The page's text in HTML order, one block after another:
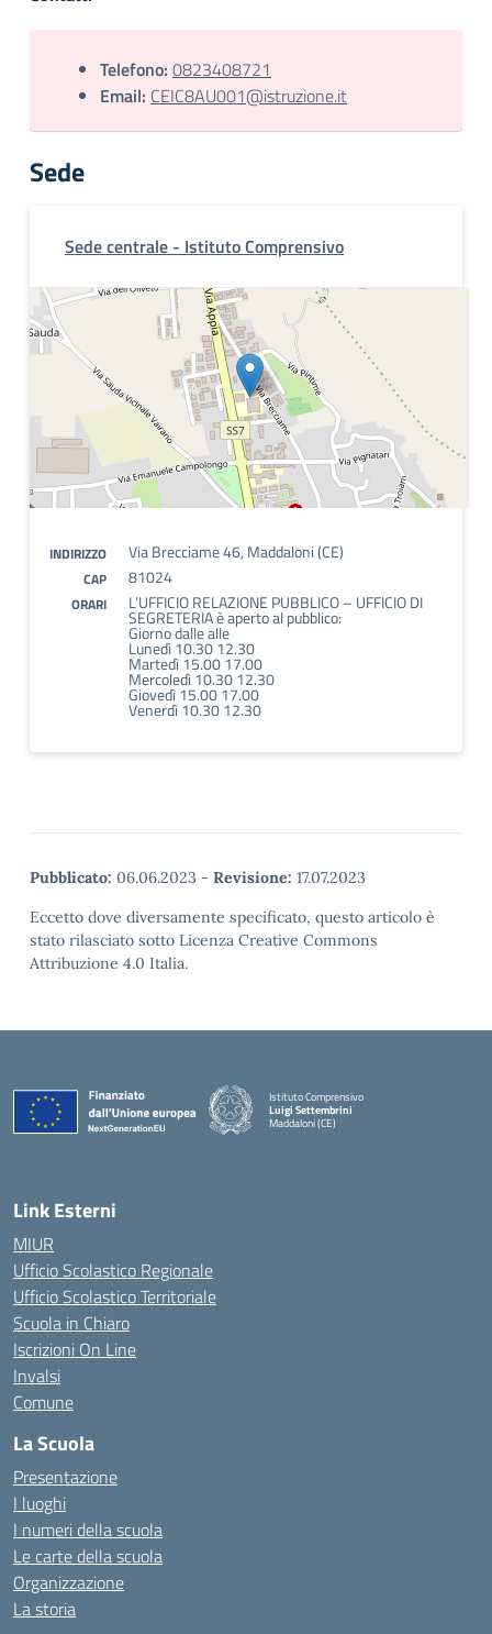
Telefono: 0823408721
Email: CEIC8AU001@istruzione.it
Sede
Sede centrale - Istituto Comprensivo
INDIRIZZO Via Brecciame 46, Maddaloni (CE)
CAP 81024
ORARI L’UFFICIO RELAZIONE PUBBLICO – UFFICIO DI
SEGRETERIA è aperto al pubblico:
Giorno dalle alle
Lunedì 10.30 12.30
Martedì 15.00 17.00
Mercoledì 10.30 12.30
Giovedì 15.00 17.00
Venerdì 10.30 12.30
Pubblicato: 06.06.2023 - Revisione: 17.07.2023
Eccetto dove diversamente specificato, questo articolo è
stato rilasciato sotto Licenza Creative Commons
Attribuzione 4.0 Italia.
Istituto Comprensivo
Luigi Settembrini
Maddaloni (CE)
Link Esterni
MIUR
Ufficio Scolastico Regionale
Ufficio Scolastico Territoriale
Scuola in Chiaro
Iscrizioni On Line
Invalsi
Comune
La Scuola
Presentazione
I luoghi
I numeri della scuola
Le carte della scuola
Organizzazione
La storia